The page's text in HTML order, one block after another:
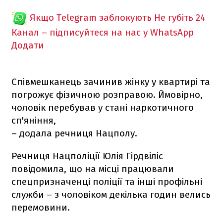
Якщо Telegram заблокують Не губіть 24
Канал – підписуйтеся на нас у WhatsApp
Додати
Співмешканець зачинив жінку у квартирі та
погрожує фізичною розправою. Ймовірно,
чоловік перебував у стані наркотичного
сп'яніння,
– додала речниця Нацполу.
Речниця Нацполіції Юлія Гірдвіліс
повідомила, що на місці працювали
спецпризначенці поліції та інші профільні
служби – з чоловіком декілька годин велись
перемовини.